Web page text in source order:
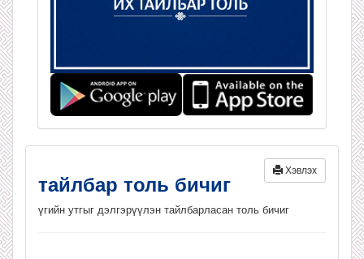
Хэвлэх
тайлбар толь бичиг
үгийн утгыг дэлгэрүүлэн тайлбарласан толь бичиг